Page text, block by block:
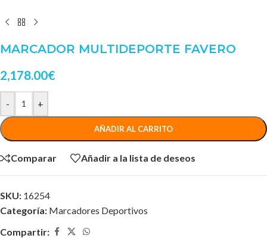
MARCADOR MULTIDEPORTE FAVERO
2,178.00€
- +
AÑADIR AL CARRITO
Comparar Añadir a la lista de deseos
SKU: 16254
Categoría: Marcadores Deportivos
Compartir: